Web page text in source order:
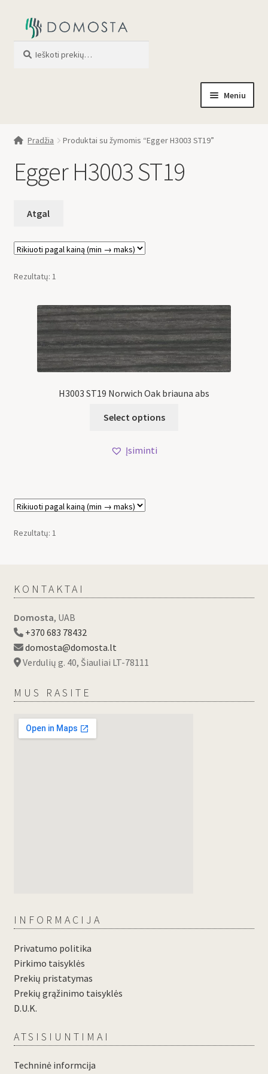
Meniu
Apie mus
Profilis
Pradžia Produktai su žymomis “Egger H3003 ST19”
Egger H3003 ST19
Rezultatų: 1
H3003 ST19 Norwich Oak briauna abs
Select options
Įsiminti
Rezultatų: 1
KONTAKTAI
Domosta, UAB
+370 683 78432
domosta@domosta.lt
Verdulių g. 40, Šiauliai LT-78111
MUS RASITE
INFORMACIJA
Privatumo politika
Pirkimo taisyklės
Prekių pristatymas
Prekių grąžinimo taisyklės
D.U.K.
ATSISIUNTIMAI
Techninė informcija